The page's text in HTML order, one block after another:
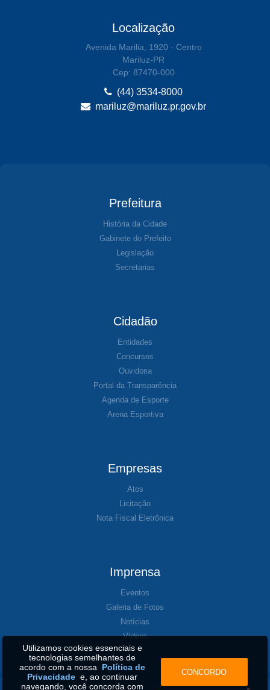
Localização
Avenida Marilia, 1920 - Centro
Mariluz-PR
Cep: 87470-000
(44) 3534-8000
mariluz@mariluz.pr.gov.br
Prefeitura
História da Cidade
Gabinete do Prefeito
Legislação
Secretarias
Cidadão
Entidades
Concursos
Ouvidoria
Portal da Transparência
Agenda de Esporte
Arena Esportiva
Empresas
Atos
Licitação
Nota Fiscal Eletrônica
Imprensa
Eventos
Galeria de Fotos
Notícias
Vídeos
Utilizamos cookies essenciais e
tecnologias semelhantes de
acordo com a nossa Política de
Privacidadee, ao continuar
navegando, você concorda com
CONCORDO